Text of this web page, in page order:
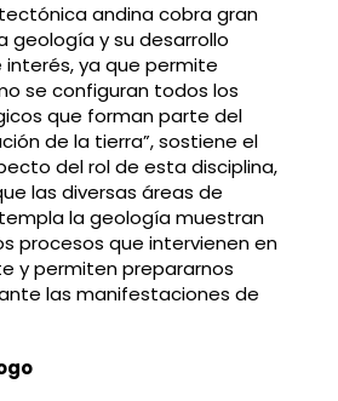
andina cobra gran
geología y su desarrollo
ya que permite
se configuran todos los
que forman parte del
de la tierra”, sostiene el
del rol de esta disciplina,
las diversas áreas de
la geología muestran
procesos que intervienen en
y permiten prepararnos
las manifestaciones de